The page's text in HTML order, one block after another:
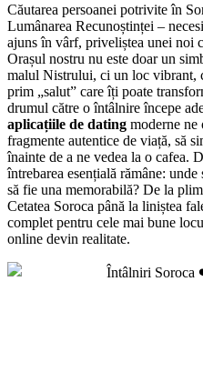
Căutarea persoanei potrivite în
Lumânarea Recunoștinței –
ajuns în vârf, priveliștea unei noi
Orașul nostru nu este doar un
malul Nistrului, ci un loc vibrant,
prim „salut” care îți poate
drumul către o întâlnire începe
aplicațiile de dating moderne
fragmente autentice de viață, să
înainte de a ne vedea la o cafea.
întrebarea esențială rămâne:
să fie una memorabilă? De la
Cetatea Soroca până la liniștea
complet pentru cele mai bune
online devin realitate.